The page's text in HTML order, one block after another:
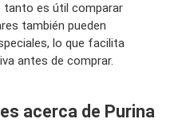
es útil comparar
también pueden
lo que facilita
antes de comprar.
acerca de Purina